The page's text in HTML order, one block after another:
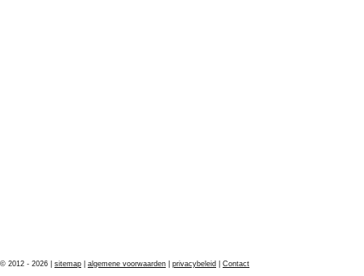
© 2012 - 2026 | sitemap algemene voorwaarden privacybeleid Contact